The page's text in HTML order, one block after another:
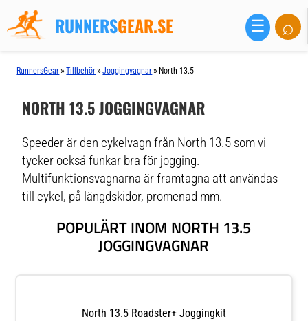
RUNNERSGEAR.SE ☰ ⌕
RunnersGear »Tillbehör »Joggingvagnar » North 13.5
NORTH 13.5 JOGGINGVAGNAR
Speeder är den cykelvagn från North 13.5 som vi
tycker också funkar bra för jogging.
Multifunktionsvagnarna är framtagna att användas
till cykel, på längdskidor, promenad mm.
POPULÄRT INOM NORTH 13.5
JOGGINGVAGNAR
North 13.5 Roadster+ Joggingkit